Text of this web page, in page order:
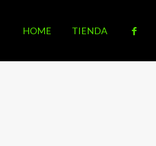
HOME TIENDA